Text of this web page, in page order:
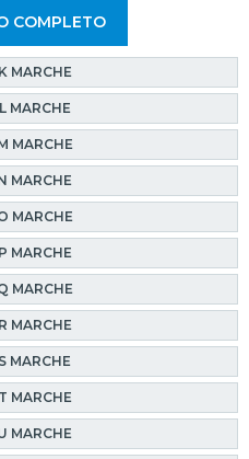
COMPLETO
MARCHE
MARCHE
MARCHE
MARCHE
MARCHE
MARCHE
MARCHE
MARCHE
MARCHE
MARCHE
MARCHE